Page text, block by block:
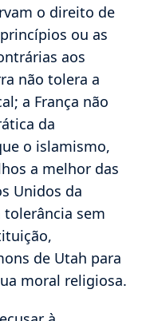
o direito de
ou as
aos
não tolera a
a França não
da
o islamismo,
a melhor das
Unidos da
sem
de Utah para
moral religiosa.